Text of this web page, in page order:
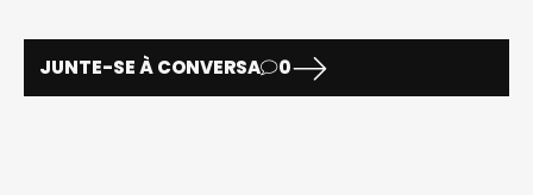
JUNTE-SE À CONVERSA 0